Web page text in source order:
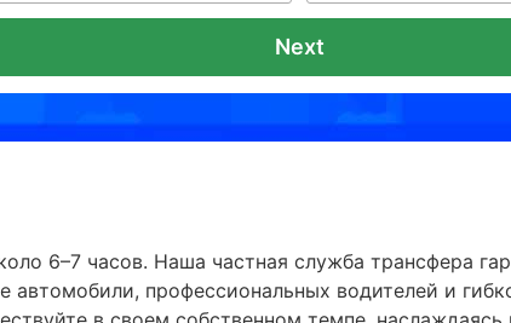
Next
6–7 часов. Наша частная служба трансфера
автомобили, профессиональных водителей и